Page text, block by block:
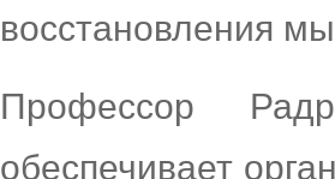
восстановления
Профессор
обеспечивает